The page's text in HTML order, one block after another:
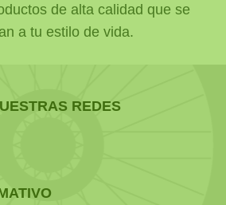
de alta calidad que se
a tu estilo de vida.
REDES